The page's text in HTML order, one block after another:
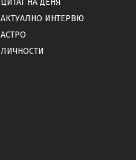
ЦИТАТ НА ДЕНЯ
АКТУАЛНО ИНТЕРВЮ
АСТРО
ЛИЧНОСТИ